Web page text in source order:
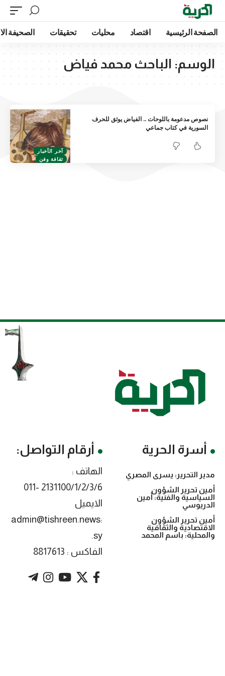
الصفحة الرئيسية اقتصاد محليات تحقيقات الصحيفة
الوسم: الباحث محمد فياض
آخر الأخبار
ثقافة وفن
نصوص مدعومة باللوحات .. الفياض يوثق للحرف
السورية في كتاب جماعي
أسرة الحرية
مدير التحرير: يسرى المصري
أمين تحرير الشؤون
السياسية والفنية: أمين
الدريوسي
أمين تحرير الشؤون
الاقتصادية والثقافية
والمحلية: باسم المحمد
أرقام التواصل:
الهاتف :
2131100/1/2/3/6 -011
الايميل
:admin@tishreen.news
.sy
الفاكس : 8817613